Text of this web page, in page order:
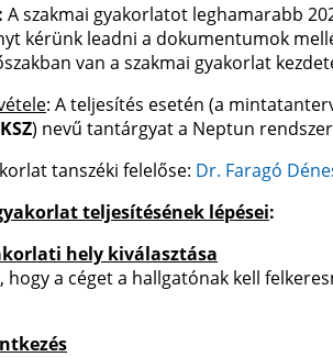
A szakmai gyakorlatot leghamarabb
kérünk leadni a dokumentumok
van a szakmai gyakorlat
: A teljesítés esetén (a
) nevű tantárgyat a Neptun
tanszéki felelőse: Dr. Faragó
teljesítésének lépései:
hely kiválasztása
hogy a céget a hallgatónak kell